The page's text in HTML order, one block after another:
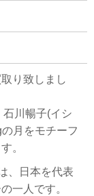
り致しまし
川暢子(イシ
月をモチーフ
。
、日本を代表
一人です。